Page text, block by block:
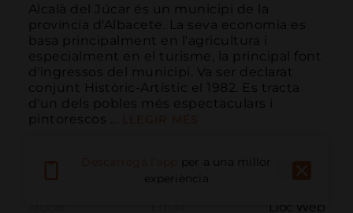
Alcalà del Júcar és un municipi de la
província d'Albacete. La seva economia es
basa principalment en l'agricultura i
especialment en el turisme, la principal font
d'ingressos del municipi. Va ser declarat
conjunt Històric-Artístic el 1982. Es tracta
d'un dels pobles més espectaculars i
pintorescos ...
Lloc Web
per a una millor
experiència